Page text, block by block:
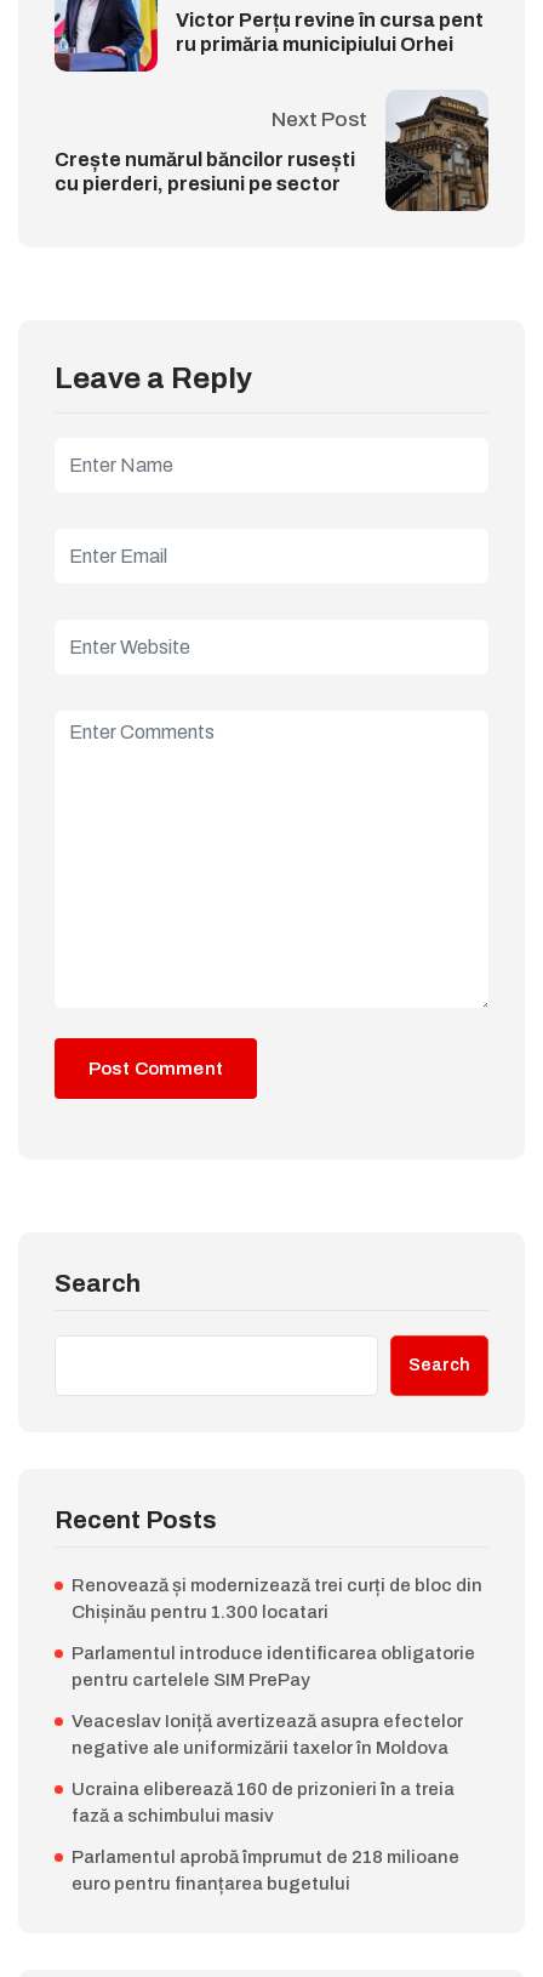
Victor Perțu revine în cursa pent
ru primăria municipiului Orhei
Next Post
Crește numărul băncilor rusești
cu pierderi, presiuni pe sector
Leave a Reply
Search
Search
Recent Posts
Renovează și modernizează trei curți de bloc din
Chișinău pentru 1.300 locatari
Parlamentul introduce identificarea obligatorie
pentru cartelele SIM PrePay
Veaceslav Ioniță avertizează asupra efectelor
negative ale uniformizării taxelor în Moldova
Ucraina eliberează 160 de prizonieri în a treia
fază a schimbului masiv
Parlamentul aprobă împrumut de 218 milioane
euro pentru finanțarea bugetului